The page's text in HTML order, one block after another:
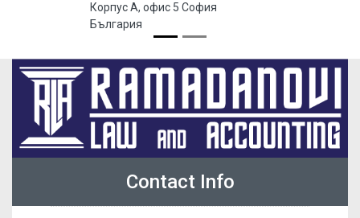
Корпус А, офис 5 София
България
Contact Info